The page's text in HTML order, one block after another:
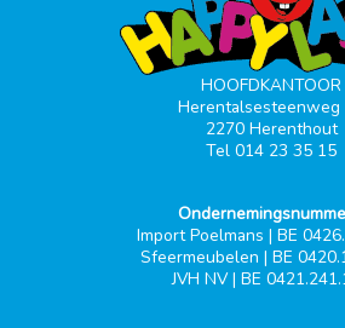
HOOFDKANTOOR
Herentalsesteenweg
2270 Herenthout
Tel 014 23 35 15
Import Poelmans | BE
Sfeermeubelen | BE
JVH NV | BE